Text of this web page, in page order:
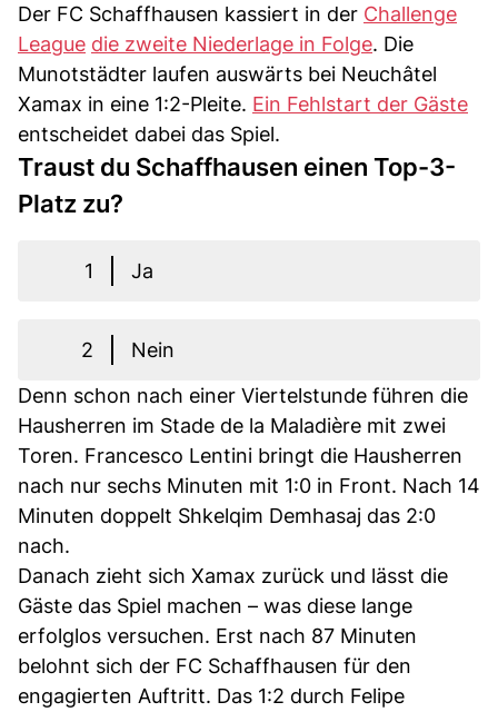
Der FC Schaffhausen kassiert in der Challenge
League die zweite Niederlage in Folge. Die
Munotstädter laufen auswärts bei Neuchâtel
Xamax in eine 1:2-Pleite. Ein Fehlstart der Gäste
entscheidet dabei das Spiel.
Traust du Schaffhausen einen Top-3-
Platz zu?
1 Ja
2
Nein
Denn schon nach einer Viertelstunde führen die
Hausherren im Stade de la Maladière mit zwei
Toren. Francesco Lentini bringt die Hausherren
nach nur sechs Minuten mit 1:0 in Front. Nach 14
Minuten doppelt Shkelqim Demhasaj das 2:0
nach.
Danach zieht sich Xamax zurück und lässt die
Gäste das Spiel machen – was diese lange
erfolglos versuchen. Erst nach 87 Minuten
belohnt sich der FC Schaffhausen für den
engagierten Auftritt. Das 1:2 durch Felipe